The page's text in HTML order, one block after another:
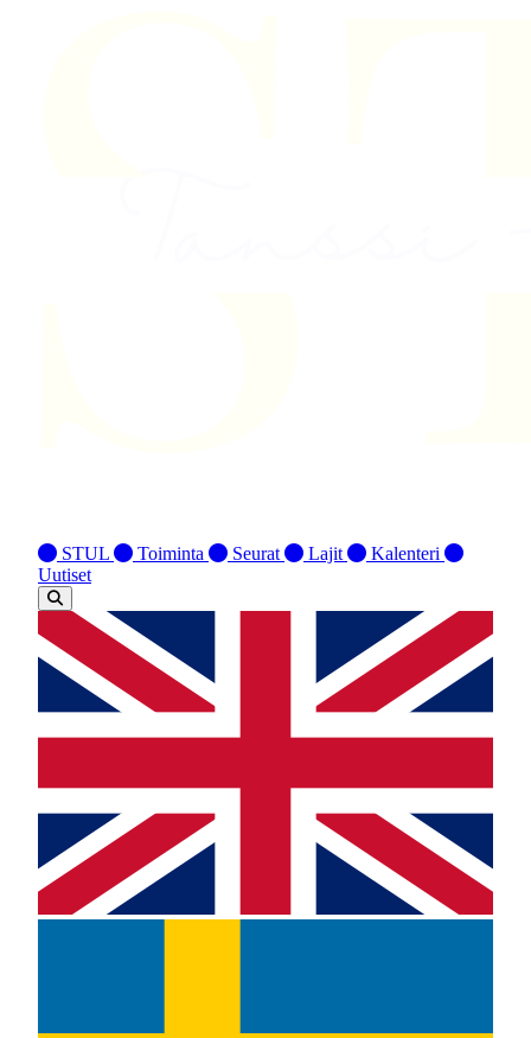
STUL Toiminta Seurat Lajit
Kalenteri
Uutiset